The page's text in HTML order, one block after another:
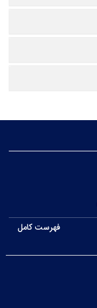
فهرست کامل